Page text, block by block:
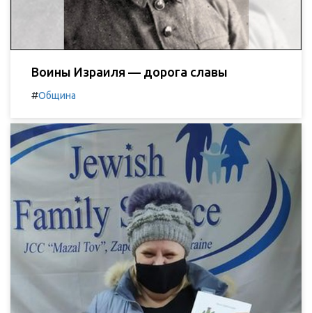
Воины Израиля — дорога славы
#Община